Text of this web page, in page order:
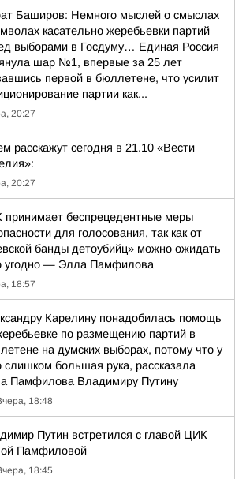
Баширов: Немного мыслей о смыслах
касательно жеребьевки партий
выборами в Госдуму… Единая Россия
шар №1, впервые за 25 лет
первой в бюллетене, что усилит
партии как...
20:27
расскажут сегодня в 21.10 «Вести
20:27
принимает беспрецедентные меры
для голосования, так как от
банды детоубийц» можно ожидать
угодно — Элла Памфилова
18:57
Карелину понадобилась помощь
по размещению партий в
на думских выборах, потому что у
слишком большая рука, рассказала
Памфилова Владимиру Путину
18:48
Путин встретился с главой ЦИК
Памфиловой
18:45